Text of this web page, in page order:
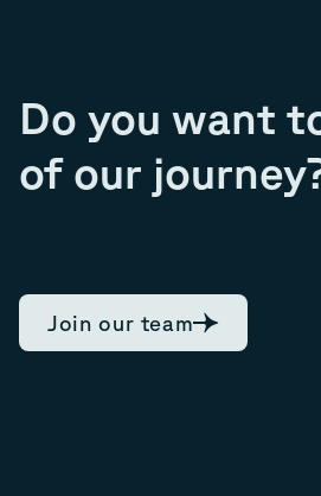
Do you want
of our
Join our team